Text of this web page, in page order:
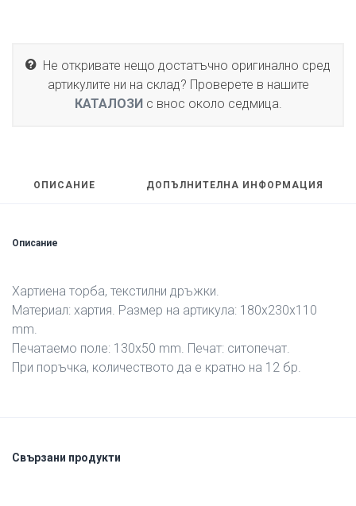
Не откривате нещо достатъчно оригинално сред
артикулите ни на склад? Проверете в нашите
КАТАЛОЗИс внос около седмица.
ОПИСАНИЕ ДОПЪЛНИТЕЛНА ИНФОРМАЦИЯ
Описание
Хартиена торба, текстилни дръжки.
Материал: хартия. Размер на артикула: 180х230х110
mm.
Печатаемо поле: 130х50 mm. Печат: ситопечат.
При поръчка, количеството да е кратно на 12 бр.
Свързани продукти